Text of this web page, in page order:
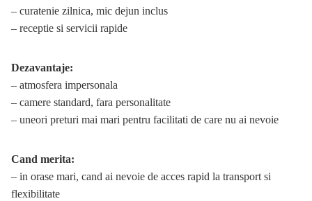
– curatenie zilnica, mic dejun inclus
– receptie si servicii rapide
Dezavantaje:
– atmosfera impersonala
– camere standard, fara personalitate
– uneori preturi mai mari pentru facilitati de care nu ai nevoie
Cand merita:
– in orase mari, cand ai nevoie de acces rapid la transport si
flexibilitate